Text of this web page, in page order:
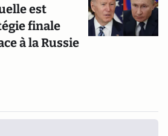
est
finale
à la Russie